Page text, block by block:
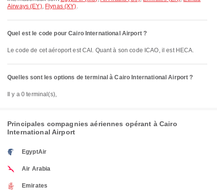
Airways (EY), Flynas (XY).
Quel est le code pour Cairo International Airport ?
Le code de cet aéroport est CAI. Quant à son code ICAO, il est HECA.
Quelles sont les options de terminal à Cairo International Airport ?
Il y a 0 terminal(s),
Principales compagnies aériennes opérant à Cairo
International Airport
EgyptAir
Air Arabia
Emirates